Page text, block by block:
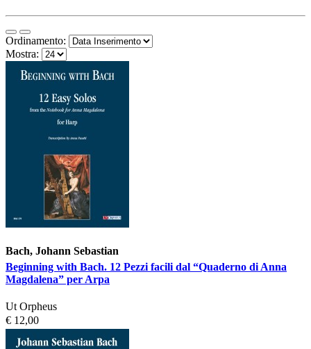
Ordinamento:
Mostra:
Bach, Johann Sebastian
Beginning with Bach. 12 Pezzi facili dal “Quaderno di Anna
Magdalena” per Arpa
Ut Orpheus
€ 12,00